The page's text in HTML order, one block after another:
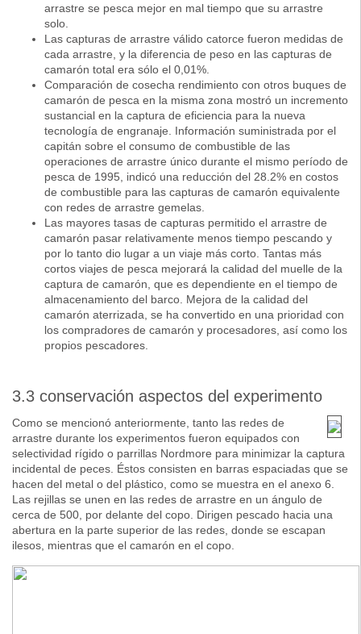
arrastre se pesca mejor en mal tiempo que su arrastre
solo.
Las capturas de arrastre válido catorce fueron medidas de
cada arrastre, y la diferencia de peso en las capturas de
camarón total era sólo el 0,01%.
Comparación de cosecha rendimiento con otros buques de
camarón de pesca en la misma zona mostró un incremento
sustancial en la captura de eficiencia para la nueva
tecnología de engranaje. Información suministrada por el
capitán sobre el consumo de combustible de las
operaciones de arrastre único durante el mismo período de
pesca de 1995, indicó una reducción del 28.2% en costos
de combustible para las capturas de camarón equivalente
con redes de arrastre gemelas.
Las mayores tasas de capturas permitido el arrastre de
camarón pasar relativamente menos tiempo pescando y
por lo tanto dio lugar a un viaje más corto. Tantas más
cortos viajes de pesca mejorará la calidad del muelle de la
captura de camarón, que es dependiente en el tiempo de
almacenamiento del barco. Mejora de la calidad del
camarón aterrizada, se ha convertido en una prioridad con
los compradores de camarón y procesadores, así como los
propios pescadores.
3.3 conservación aspectos del experimento
Como se mencionó anteriormente, tanto las redes de
arrastre durante los experimentos fueron equipados con
selectividad rígido o parrillas Nordmore para minimizar la captura
incidental de peces. Éstos consisten en barras espaciadas que se
hacen del metal o del plástico, como se muestra en el anexo 6.
Las rejillas se unen en las redes de arrastre en un ángulo de
cerca de 500, por delante del copo. Dirigen pescado hacia una
abertura en la parte superior de las redes, donde se escapan
ilesos, mientras que el camarón en el copo.